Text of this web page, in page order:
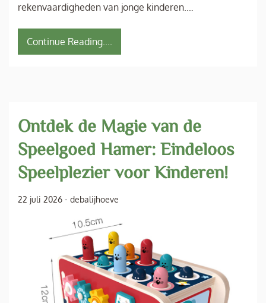
rekenvaardigheden van jonge kinderen.…
Continue Reading....
Ontdek de Magie van de
Speelgoed Hamer: Eindeloos
Speelplezier voor Kinderen!
22 juli 2026 - debalijhoeve